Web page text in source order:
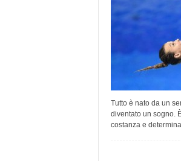
Tutto è nato da un
diventato un sogno.
costanza e